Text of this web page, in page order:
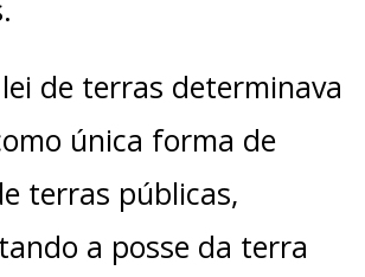
de terras determinava
única forma de
terras públicas,
a posse da terra